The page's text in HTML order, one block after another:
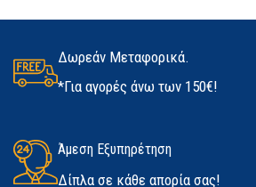
ΚΑΤΑΣΚΕΥΑΣΤΉΣ Kerakoll
ΔΙΑΘΕΣΙΜΌΤΗΤΑ
Δωρεάν Μεταφορικά.
*Για αγορές άνω των 150€!
Άμεση Εξυπηρέτηση
Δίπλα σε κάθε απορία σας!